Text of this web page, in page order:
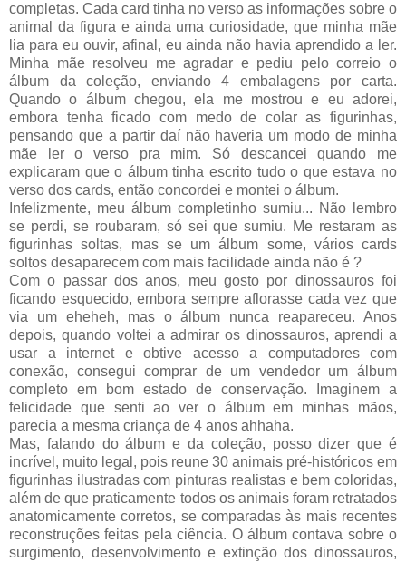
completas. Cada card tinha no verso as informações sobre o
animal da figura e ainda uma curiosidade, que minha mãe
lia para eu ouvir, afinal, eu ainda não havia aprendido a ler.
Minha mãe resolveu me agradar e pediu pelo correio o
álbum da coleção, enviando 4 embalagens por carta.
Quando o álbum chegou, ela me mostrou e eu adorei,
embora tenha ficado com medo de colar as figurinhas,
pensando que a partir daí não haveria um modo de minha
mãe ler o verso pra mim. Só descancei quando me
explicaram que o álbum tinha escrito tudo o que estava no
verso dos cards, então concordei e montei o álbum.
Infelizmente, meu álbum completinho sumiu... Não lembro
se perdi, se roubaram, só sei que sumiu. Me restaram as
figurinhas soltas, mas se um álbum some, vários cards
soltos desaparecem com mais facilidade ainda não é ?
Com o passar dos anos, meu gosto por dinossauros foi
ficando esquecido, embora sempre aflorasse cada vez que
via um eheheh, mas o álbum nunca reapareceu. Anos
depois, quando voltei a admirar os dinossauros, aprendi a
usar a internet e obtive acesso a computadores com
conexão, consegui comprar de um vendedor um álbum
completo em bom estado de conservação. Imaginem a
felicidade que senti ao ver o álbum em minhas mãos,
parecia a mesma criança de 4 anos ahhaha.
Mas, falando do álbum e da coleção, posso dizer que é
incrível, muito legal, pois reune 30 animais pré-históricos em
figurinhas ilustradas com pinturas realistas e bem coloridas,
além de que praticamente todos os animais foram retratados
anatomicamente corretos, se comparadas às mais recentes
reconstruções feitas pela ciência. O álbum contava sobre o
surgimento, desenvolvimento e extinção dos dinossauros,